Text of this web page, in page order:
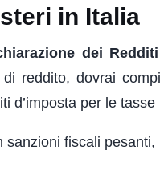
in Italia
dei Redditi
reddito, dovrai
d’imposta per le tasse
fiscali